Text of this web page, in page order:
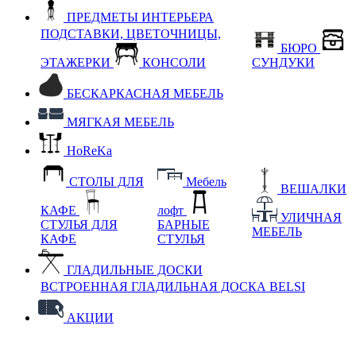
ПРЕДМЕТЫ ИНТЕРЬЕРА
ПОДСТАВКИ, ЦВЕТОЧНИЦЫ,
ЭТАЖЕРКИ КОНСОЛИ
БЮРО
СУНДУКИ
БЕСКАРКАСНАЯ МЕБЕЛЬ
МЯГКАЯ МЕБЕЛЬ
HoReKa
СТОЛЫ ДЛЯ
КАФЕ
СТУЛЬЯ ДЛЯ
КАФЕ
Мебель
лофт
БАРНЫЕ
СТУЛЬЯ
ВЕШАЛКИ
УЛИЧНАЯ
МЕБЕЛЬ
ГЛАДИЛЬНЫЕ ДОСКИ
ВСТРОЕННАЯ ГЛАДИЛЬНАЯ ДОСКА BELSI
АКЦИИ